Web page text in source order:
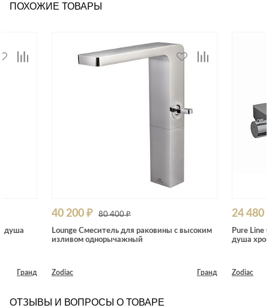
ПОХОЖИЕ ТОВАРЫ
душа
Гранд
40 200 ₽ 80 400 ₽
Lounge Смеситель для раковины с высоким
изливом однорычажный
Zodiac Гранд
24 480
Pure Line
душа
Zodiac
ОТЗЫВЫ И ВОПРОСЫ О ТОВАРЕ